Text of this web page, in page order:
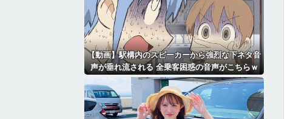
【動画】駅構内のスピーカーから強烈な下ネタ音
声が垂れ流される 全乗客困惑の音声がこちらｗ
ｗｗｗｗｗ